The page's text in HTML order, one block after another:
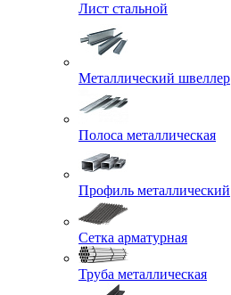
Лист стальной
Металлический швеллер
Полоса металлическая
Профиль металлический
Сетка арматурная
Труба металлическая